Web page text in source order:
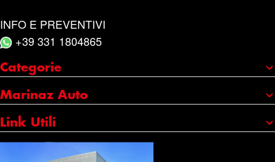
INFO E PREVENTIVI
+39 331 1804865
Categorie
Portaggio e carico
Accessori
Cura e manutenzione
Marinaz Auto
Chi siamo
I nostri marchi
Link Utili